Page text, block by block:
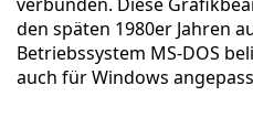
den späten 1980er Jahren
Betriebssystem MS-DOS
auch für Windows